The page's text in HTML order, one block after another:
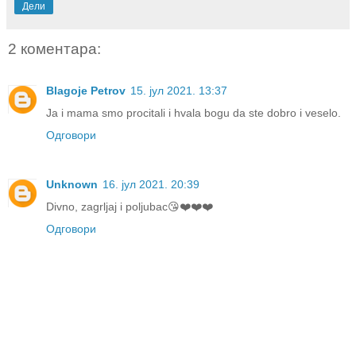
Дели
2 коментара:
Blagoje Petrov 15. јул 2021. 13:37
Ja i mama smo procitali i hvala bogu da ste dobro i veselo.
Одговори
Unknown 16. јул 2021. 20:39
Divno, zagrljaj i poljubac😘❤️❤️❤️
Одговори